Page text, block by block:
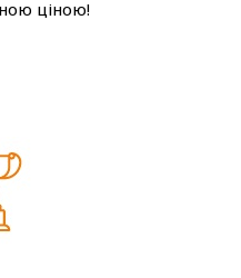
ціною!